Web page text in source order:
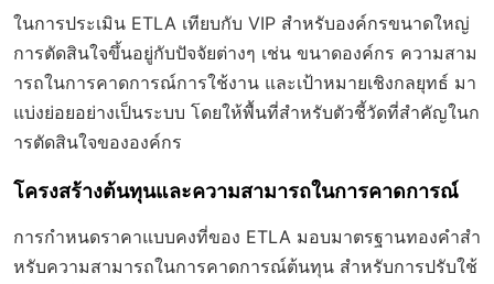
ในการประเมิน ETLA เทียบกับ VIP สำหรับองค์กรขนาดใหญ่
การตัดสินใจขึ้นอยู่กับปัจจัยต่างๆ เช่น ขนาดองค์กร ความสาม
ารถในการคาดการณ์การใช้งาน และเป้าหมายเชิงกลยุทธ์ มา
แบ่งย่อยอย่างเป็นระบบ โดยให้พื้นที่สำหรับตัวชี้วัดที่สำคัญในก
ารตัดสินใจขององค์กร
โครงสร้างต้นทุนและความสามารถในการคาดการณ์
การกำหนดราคาแบบคงที่ของ ETLA มอบมาตรฐานทองคำสำ
หรับความสามารถในการคาดการณ์ต้นทุน สำหรับการปรับใช้